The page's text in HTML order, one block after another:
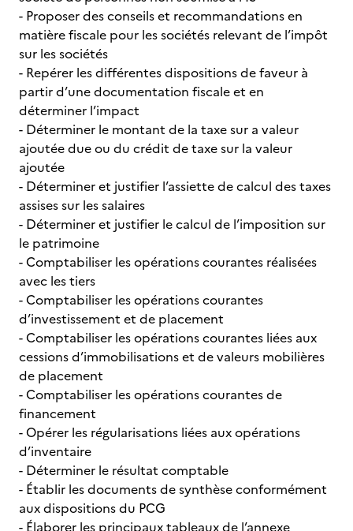
- Proposer des conseils et recommandations en
matière fiscale pour les sociétés relevant de l’impôt
sur les sociétés
- Repérer les différentes dispositions de faveur à
partir d’une documentation fiscale et en
déterminer l’impact
- Déterminer le montant de la taxe sur a valeur
ajoutée due ou du crédit de taxe sur la valeur
ajoutée
- Déterminer et justifier l’assiette de calcul des taxes
assises sur les salaires
- Déterminer et justifier le calcul de l’imposition sur
le patrimoine
- Comptabiliser les opérations courantes réalisées
avec les tiers
- Comptabiliser les opérations courantes
d’investissement et de placement
- Comptabiliser les opérations courantes liées aux
cessions d’immobilisations et de valeurs mobilières
de placement
- Comptabiliser les opérations courantes de
financement
- Opérer les régularisations liées aux opérations
d’inventaire
- Déterminer le résultat comptable
- Établir les documents de synthèse conformément
aux dispositions du PCG
- Élaborer les principaux tableaux de l’annexe